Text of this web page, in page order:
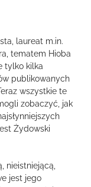
laureat m.in.
tematem Hioba
tylko kilka
publikowanych
wszystkie te
zobaczyć, jak
Żydowski
nieistniejącą,
jest jego